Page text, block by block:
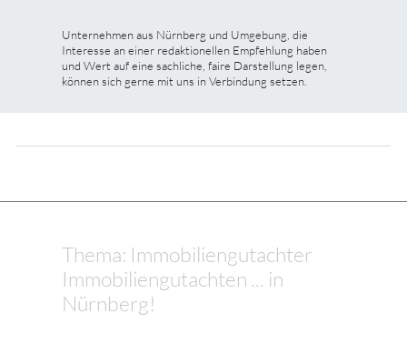
Unternehmen aus Nürnberg und Umgebung, die
Interesse an einer redaktionellen Empfehlung haben
und Wert auf eine sachliche, faire Darstellung legen,
können sich gerne mit uns in Verbindung setzen.
Thema: Immobiliengutachter
Immobiliengutachten ... in
Nürnberg!